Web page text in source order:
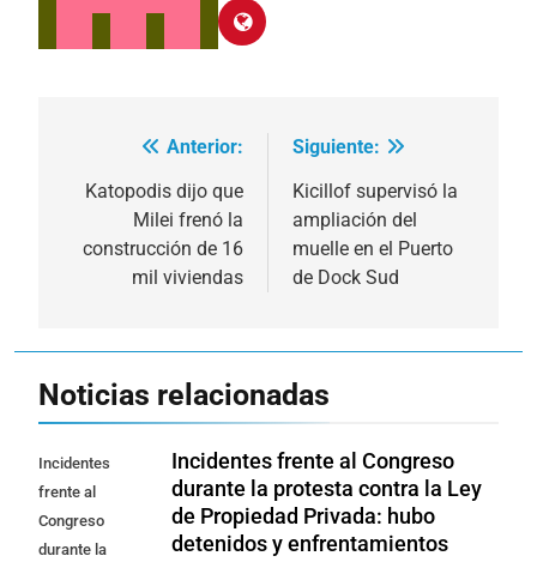
Navegación
de
entradas
Anterior:
Katopodis dijo que
Milei frenó la
construcción de 16
mil viviendas
Siguiente:
Kicillof supervisó la
ampliación del
muelle en el Puerto
de Dock Sud
Noticias relacionadas
Incidentes
frente al
Congreso
durante la
Incidentes frente al Congreso
durante la protesta contra la Ley
de Propiedad Privada: hubo
detenidos y enfrentamientos